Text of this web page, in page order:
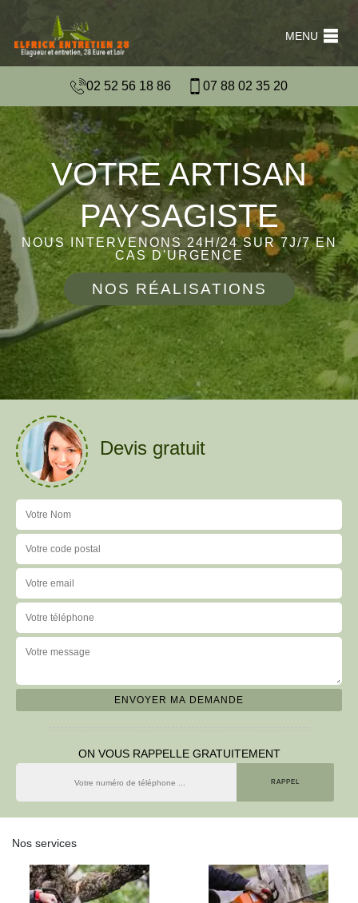
MENU
02 52 56 18 86 07 88 02 35 20
VOTRE ARTISAN
PAYSAGISTE
NOUS INTERVENONS 24H/24 SUR 7J/7 EN
CAS D'URGENCE
NOS RÉALISATIONS
Devis gratuit
ON VOUS RAPPELLE GRATUITEMENT
Nos services